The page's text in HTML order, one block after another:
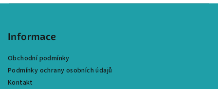
Informace
Obchodní podmínky
Podmínky ochrany osobních údajů
Kontakt